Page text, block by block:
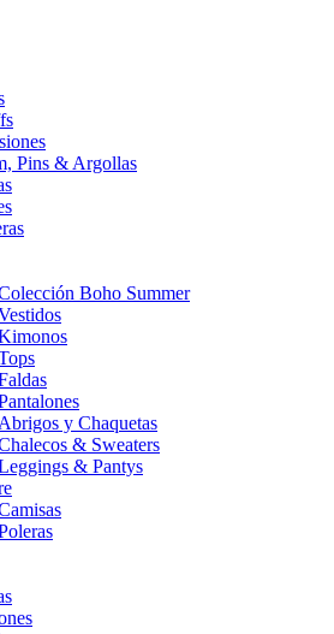
Pins & Argollas
Boho Summer
Abrigos y Chaquetas
& Sweaters
& Pantys